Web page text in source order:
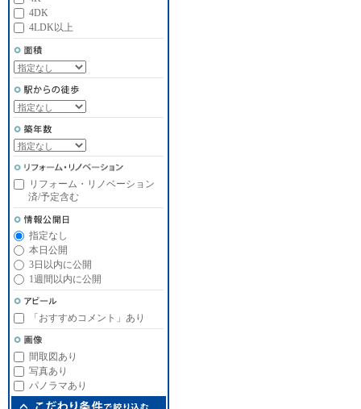
4DK
4LDK以上
リフォーム・リノベーション
済/予定含む
指定なし
本日公開
3日以内に公開
1週間以内に公開
「おすすめコメント」あり
間取図あり
写真あり
パノラマあり